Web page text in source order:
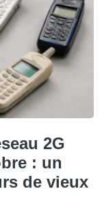
2G
: un
de vieux